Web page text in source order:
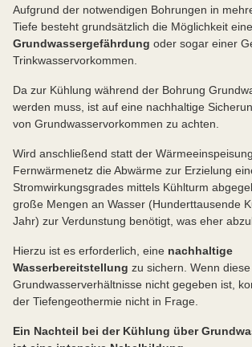
Aufgrund der notwendigen Bohrungen in
Tiefe besteht grundsätzlich die Möglichkeit
Grundwassergefährdung oder sogar einer
Trinkwasservorkommen.
Da zur Kühlung während der Bohrung
werden muss, ist auf eine nachhaltige
von Grundwasservorkommen zu achten.
Wird anschließend statt der
Fernwärmenetz die Abwärme zur Erzielung
Stromwirkungsgrades mittels Kühlturm
große Mengen an Wasser (Hunderttausende
Jahr) zur Verdunstung benötigt, was eher
Hierzu ist es erforderlich, eine nachhaltige
Wasserbereitstellung zu sichern. Wenn
Grundwasserverhältnisse nicht gegeben ist,
der Tiefengeothermie nicht in Frage.
Ein Nachteil bei der Kühlung über